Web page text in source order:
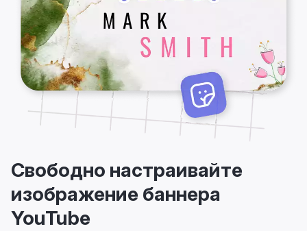
Свободно настраивайте
изображение баннера
YouTube